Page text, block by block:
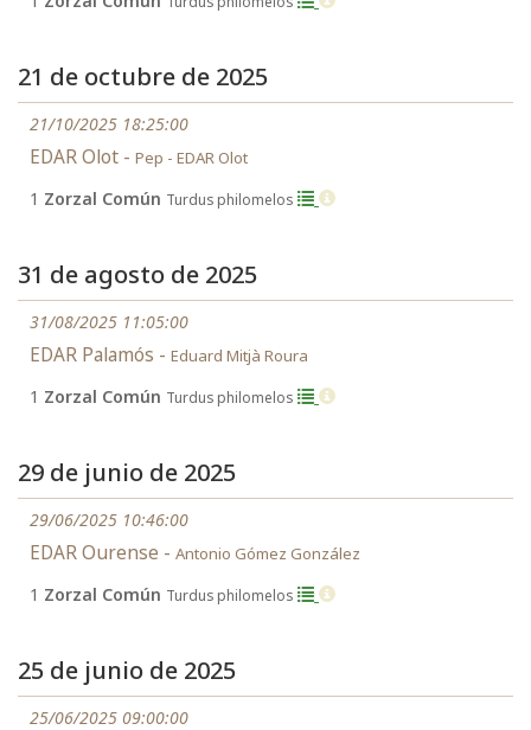
21 de octubre de 2025
21/10/2025 18:25:00
EDAR Olot - Pep - EDAR Olot
1 Zorzal Común Turdus philomelos
31 de agosto de 2025
31/08/2025 11:05:00
EDAR Palamós - Eduard Mitjà Roura
1 Zorzal Común Turdus philomelos
29 de junio de 2025
29/06/2025 10:46:00
EDAR Ourense - Antonio Gómez González
1 Zorzal Común Turdus philomelos
25 de junio de 2025
25/06/2025 09:00:00